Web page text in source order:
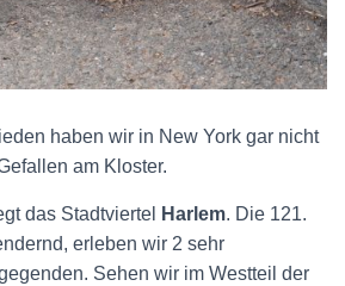
haben wir in New York gar nicht
am Kloster.
das Stadtviertel Harlem. Die 121.
erleben wir 2 sehr
Sehen wir im Westteil der